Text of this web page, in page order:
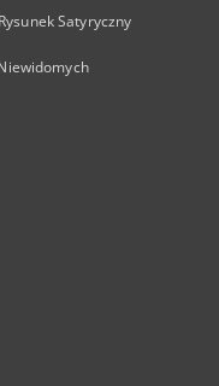
Satyryczny